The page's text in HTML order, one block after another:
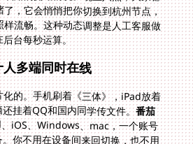
台每秒运算。
多端同时在线
的。手机刷着《三体》，iPad放着
挂着QQ和国内同学传文件。番茄
iOS、Windows、mac，一个账号
设备。你不用在设备间来回切换，也不用
手机都买会员。更实用的是，它支持智能
度、知乎这类国内网站，走加速通道；刷
，直接走本地网络。这样既保证了
你正常使用海外服务。不像有些VPN，一
量都绕回中国，导致你上Google都变